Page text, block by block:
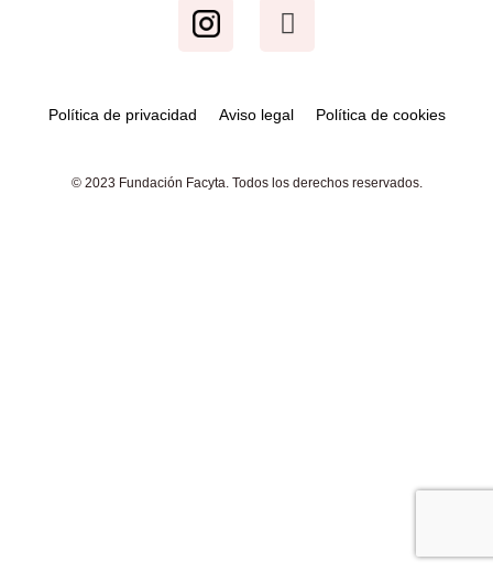
Política de privacidad Aviso legal Política de cookies
© 2023 Fundación Facyta. Todos los derechos reservados.